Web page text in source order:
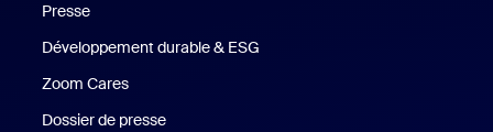
Presse
Développement durable & ESG
Zoom Cares
Dossier de presse